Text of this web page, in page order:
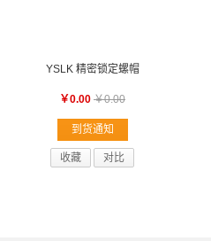
YSLK 精密锁定螺帽
￥0.00 ￥0.00
到货通知
收藏 对比